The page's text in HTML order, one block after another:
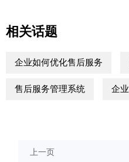
相关话题
企业如何优化售后服务
售后服务管理系统 企
上一页